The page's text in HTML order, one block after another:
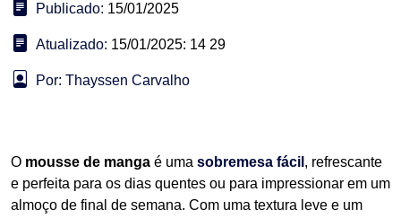
Publicado: 15/01/2025
Atualizado: 15/01/2025: 14 29
Por: Thayssen Carvalho
O mousse de manga é uma sobremesa fácil , refrescante
e perfeita para os dias quentes ou para impressionar em um
almoço de final de semana. Com uma textura leve e um